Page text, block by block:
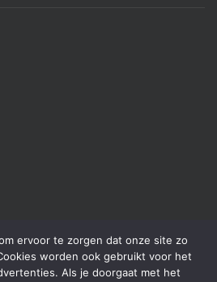
ervoor te zorgen dat onze site zo
worden ook gebruikt voor het
Als je doorgaat met het